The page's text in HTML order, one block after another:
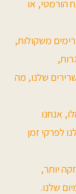
הורמטי, או
משקולות,
שלנו, מה
אנחנו
לפרקי זמן
יותר,
שלנו.